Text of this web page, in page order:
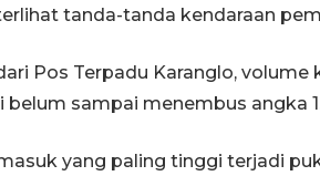
tanda-tanda kendaraan
Pos Terpadu Karanglo, volume
belum sampai menembus angka
yang paling tinggi terjadi